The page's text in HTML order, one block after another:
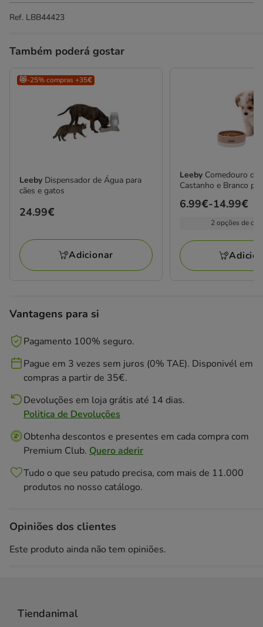
Ref. LBB44423
Também poderá gostar
😻-25% compras +35€
Leeby Dispensador de Água para
cães e gatos
Preço
24.99€
Adicionar
Leeby Comedouro de
Castanho e Branco
Preço
a
14.99€
6.99€-14.99€
2 opções de
Vantagens para si
Pagamento 100% seguro.
Pague em 3 vezes sem juros (0% TAE). Disponivél em
compras a partir de 35€.
Devoluções em loja grátis até 14 dias.
Politica de Devoluções
Obtenha descontos e presentes em cada compra com
Premium Club. Quero aderir
Tudo o que seu patudo precisa, com mais de 11.000
produtos no nosso catálogo.
Opiniões dos clientes
Este produto ainda não tem opiniões.
Tiendanimal